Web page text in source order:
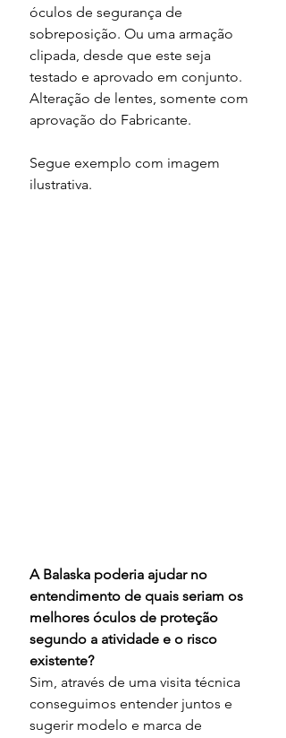
óculos de segurança de
sobreposição. Ou uma armação
clipada, desde que este seja
testado e aprovado em conjunto.
Alteração de lentes, somente com
aprovação do Fabricante.
Segue exemplo com imagem
ilustrativa.
A Balaska poderia ajudar no
entendimento de quais seriam os
melhores óculos de proteção
segundo a atividade e o risco
existente?
Sim, através de uma visita técnica
conseguimos entender juntos e
sugerir modelo e marca de